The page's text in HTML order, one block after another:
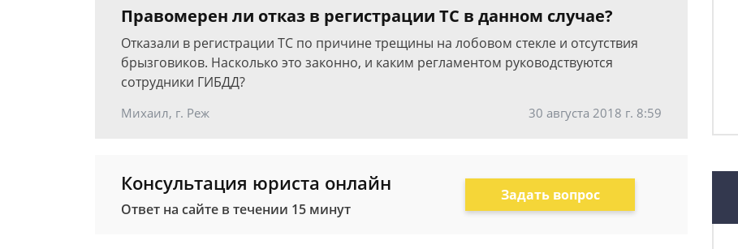
Правомерен ли отказ в регистрации ТС в данном случае?
Отказали в регистрации ТС по причине трещины на лобовом стекле и отсутствия
брызговиков. Насколько это законно, и каким регламентом руководствуются
сотрудники ГИБДД?
Михаил, г. Реж 30 августа 2018 г. 8:59
Консультация юриста онлайн
Ответ на сайте в течении 15 минут
Задать вопрос